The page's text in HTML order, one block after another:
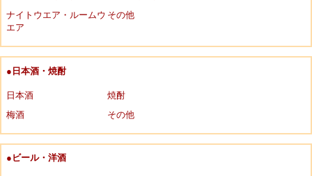
ナイトウエア・ルームウ
エア
その他
●日本酒・焼酎
日本酒
焼酎
梅酒
その他
●ビール・洋酒